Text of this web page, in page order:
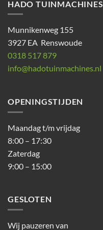
HADO TUINMACHINES
Munnikenweg 155
3927 EA Renswoude
0318 517 879
info@hadotuinmachines.nl
OPENINGSTIJDEN
Maandag t/m vrijdag
8:00 – 17:30
Zaterdag
9:00 – 15:00
GESLOTEN
Wij pauzeren van